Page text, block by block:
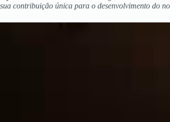
sua contribuição única para o desenvolvimento do